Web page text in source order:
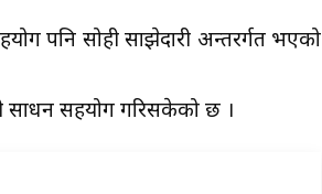
पनि सोही साझेदारी अन्तरर्गत भएको
साधन सहयोग गरिसकेको छ ।